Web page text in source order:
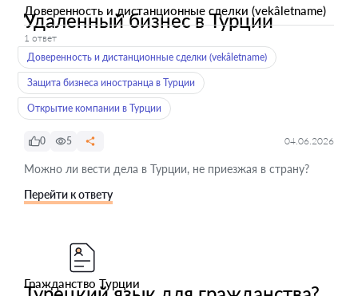
Доверенность и дистанционные сделки (vekâletname)
Удаленный бизнес в Турции
1 ответ
Доверенность и дистанционные сделки (vekâletname)
Защита бизнеса иностранца в Турции
Открытие компании в Турции
0 5 04.06.2026
Можно ли вести дела в Турции, не приезжая в страну?
Перейти к ответу
Гражданство Турции